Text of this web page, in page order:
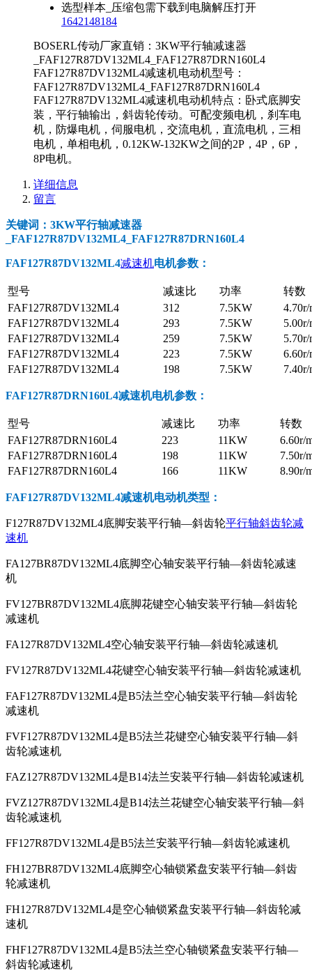
选型样本_压缩包需下载到电脑解压打开
1642148184
BOSERL传动厂家直销：3KW平行轴减速器
_FAF127R87DV132ML4_FAF127R87DRN160L4
FAF127R87DV132ML4减速机电动机型号：
FAF127R87DV132ML4_FAF127R87DRN160L4
FAF127R87DV132ML4减速机电动机特点：卧式底脚安
装，平行轴输出，斜齿轮传动。可配变频电机，刹车电
机，防爆电机，伺服电机，交流电机，直流电机，三相
电机，单相电机，0.12KW-132KW之间的2P，4P，6P，
8P电机。
详细信息
留言
关键词：3KW平行轴减速器
_FAF127R87DV132ML4_FAF127R87DRN160L4
FAF127R87DV132ML4减速机电机参数 ：
型号 减速比 功率
转数
FAF127R87DV132ML4
312 7.5KW
4.70r/
FAF127R87DV132ML4
293 7.5KW
5.00r/
FAF127R87DV132ML4
259 7.5KW
5.70r/
FAF127R87DV132ML4
223 7.5KW
6.60r/
FAF127R87DV132ML4
198 7.5KW 7.40r/
FAF127R87DRN160L4减速机电机参数 ：
型号 减速比 功率
转数
FAF127R87DRN160L4
223 11KW
6.60r/
FAF127R87DRN160L4
198 11KW
7.50r/
FAF127R87DRN160L4
166 11KW 8.90r/
FAF127R87DV132ML4减速机电动机类型：
F127R87DV132ML4底脚安装平行轴—斜齿轮平行轴斜齿轮减
速机
FA127BR87DV132ML4底脚空心轴安装平行轴—斜齿轮减速
机
FV127BR87DV132ML4底脚花键空心轴安装平行轴—斜齿轮
减速机
FA127R87DV132ML4空心轴安装平行轴—斜齿轮减速机
FV127R87DV132ML4花键空心轴安装平行轴—斜齿轮减速机
FAF127R87DV132ML4是B5法兰空心轴安装平行轴—斜齿轮
减速机
FVF127R87DV132ML4是B5法兰花键空心轴安装平行轴—斜
齿轮减速机
FAZ127R87DV132ML4是B14法兰安装平行轴—斜齿轮减速机
FVZ127R87DV132ML4是B14法兰花键空心轴安装平行轴—斜
齿轮减速机
FF127R87DV132ML4是B5法兰安装平行轴—斜齿轮减速机
FH127BR87DV132ML4底脚空心轴锁紧盘安装平行轴—斜齿
轮减速机
FH127R87DV132ML4是空心轴锁紧盘安装平行轴—斜齿轮减
速机
FHF127R87DV132ML4是B5法兰空心轴锁紧盘安装平行轴—
斜齿轮减速机